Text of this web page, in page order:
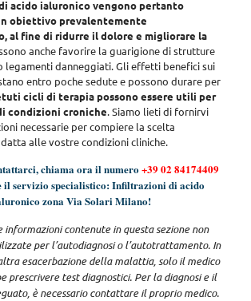
acido ialuronico vengono pertanto
obiettivo prevalentemente
al fine di ridurre il dolore e migliorare la
anche favorire la guarigione di strutture
legamenti danneggiati. Gli effetti benefici sui
entro poche sedute e possono durare per
cicli di terapia possono essere utili per
condizioni croniche. Siamo lieti di fornirvi
necessarie per compiere la scelta
alle vostre condizioni cliniche.
chiama ora il numero+39 02 84174409
il servizio specialistico: Infiltrazioni di acido
zona Via Solari Milano!
informazioni contenute in questa sezione non
per l’autodiagnosi o l’autotrattamento. In
esacerbazione della malattia, solo il medico
prescrivere test diagnostici. Per la diagnosi e il
è necessario contattare il proprio medico.